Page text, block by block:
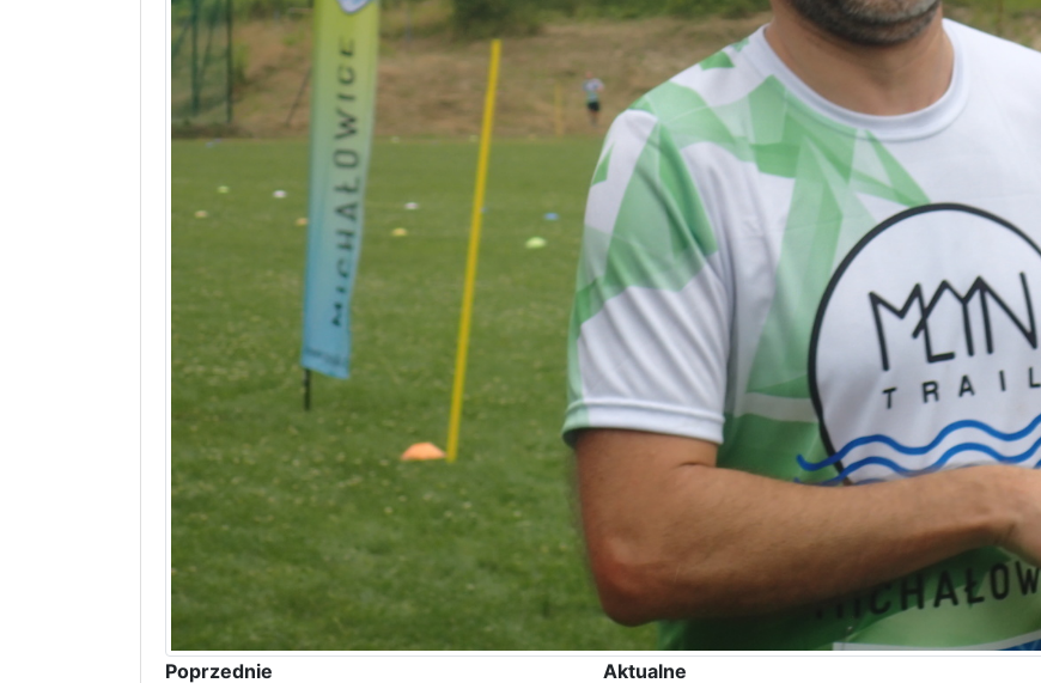
Poprzednie Aktualne